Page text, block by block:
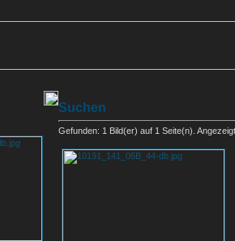
Suchen
Gefunden: 1 Bild(er) auf 1 Seite(n).